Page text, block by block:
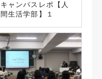
キャンパスレポ【人
間生活学部】１